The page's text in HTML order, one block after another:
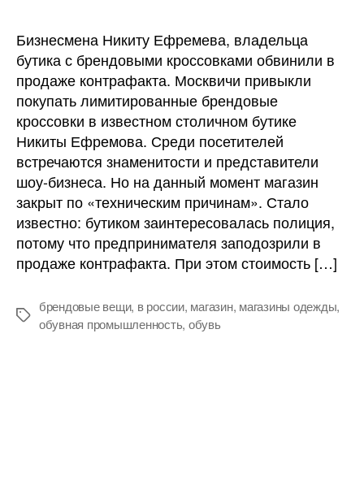
бутик
торговал
контрафактом
Бизнесмена Никиту Ефремева, владельца
бутика с брендовыми кроссовками обвинили в
продаже контрафакта. Москвичи привыкли
покупать лимитированные брендовые
кроссовки в известном столичном бутике
Никиты Ефремова. Среди посетителей
встречаются знаменитости и представители
шоу-бизнеса. Но на данный момент магазин
закрыт по «техническим причинам». Стало
известно: бутиком заинтересовалась полиция,
потому что предпринимателя заподозрили в
продаже контрафакта. При этом стоимость […]
Метки
брендовые вещи, в россии, магазин, магазины одежды,
обувная промышленность, обувь